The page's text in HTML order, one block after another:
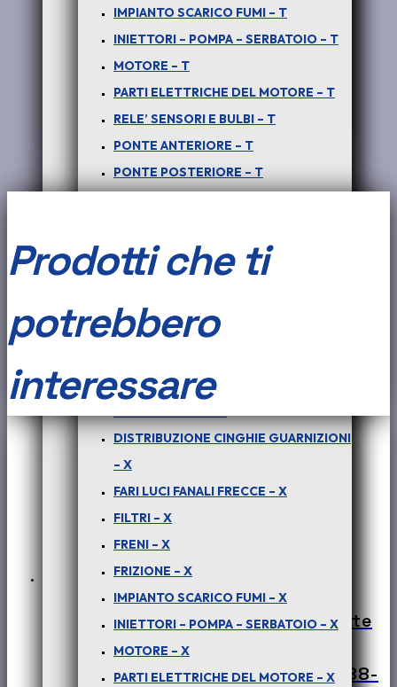
IMPIANTO SCARICO FUMI – T
INIETTORI – POMPA – SERBATOIO – T
MOTORE – T
PARTI ELETTRICHE DEL MOTORE – T
RELE’ SENSORI E BULBI – T
PONTE ANTERIORE – T
PONTE POSTERIORE – T
VETRI SPECCHI E GUARNIZIONI – T
PICK UP XENON
ABITACOLO – PARTI INTERNE – X
ARIA CONDIZIONATA – X
CARROZZERIA ESTERNA – X
DISTRIBUZIONE CINGHIE GUARNIZIONI
– X
FARI LUCI FANALI FRECCE – X
FILTRI – X
FRENI – X
FRIZIONE – X
IMPIANTO SCARICO FUMI – X
INIETTORI – POMPA – SERBATOIO – X
MOTORE – X
PARTI ELETTRICHE DEL MOTORE – X
TELCOLINE
(TUTTE
VERSIONI)
:
X
SPONDA
-
QUANTITÀ
Aggiungi al carrello
COD-BF0008-18A Categorie:
CARROZZERIA
ESTERNA - T,PICK UP TELCOLINE TL Tag:COD-
Prodotti che ti
potrebbero
interessare
PER PICK-UP TELCO – XENON – (tutte
le versioni) : CAVO NEGATIVO
BATTERIA VS FRIZIONE – COD-D0088-